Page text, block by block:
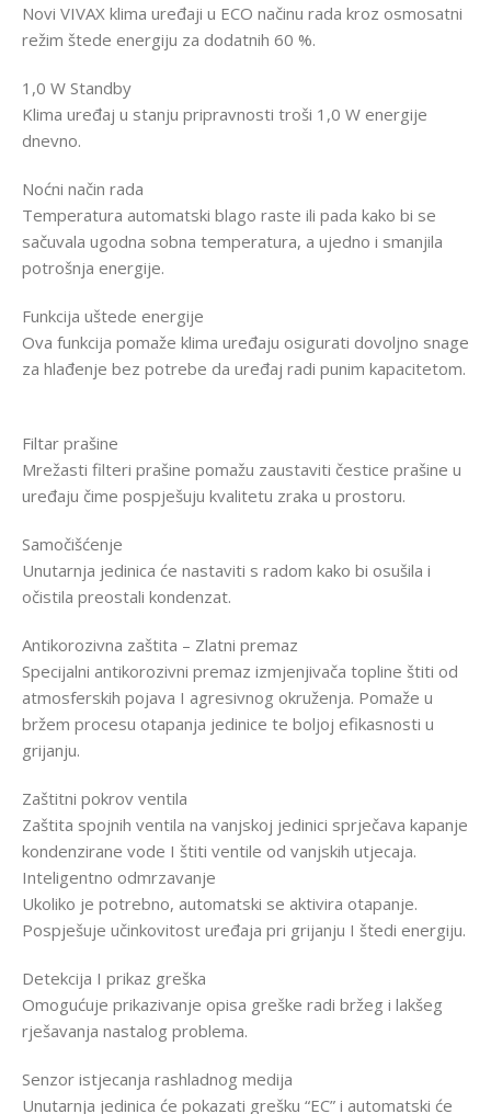
Novi VIVAX klima uređaji u ECO načinu rada kroz osmosatni
režim štede energiju za dodatnih 60 %.
1,0 W Standby
Klima uređaj u stanju pripravnosti troši 1,0 W energije
dnevno.
Noćni način rada
Temperatura automatski blago raste ili pada kako bi se
sačuvala ugodna sobna temperatura, a ujedno i smanjila
potrošnja energije.
Funkcija uštede energije
Ova funkcija pomaže klima uređaju osigurati dovoljno snage
za hlađenje bez potrebe da uređaj radi punim kapacitetom.
Filtar prašine
Mrežasti filteri prašine pomažu zaustaviti čestice prašine u
uređaju čime pospješuju kvalitetu zraka u prostoru.
Samočišćenje
Unutarnja jedinica će nastaviti s radom kako bi osušila i
očistila preostali kondenzat.
Antikorozivna zaštita – Zlatni premaz
Specijalni antikorozivni premaz izmjenjivača topline štiti od
atmosferskih pojava I agresivnog okruženja. Pomaže u
bržem procesu otapanja jedinice te boljoj efikasnosti u
grijanju.
Zaštitni pokrov ventila
Zaštita spojnih ventila na vanjskoj jedinici sprječava kapanje
kondenzirane vode I štiti ventile od vanjskih utjecaja.
Inteligentno odmrzavanje
Ukoliko je potrebno, automatski se aktivira otapanje.
Pospješuje učinkovitost uređaja pri grijanju I štedi energiju.
Detekcija I prikaz greška
Omogućuje prikazivanje opisa greške radi bržeg i lakšeg
rješavanja nastalog problema.
Senzor istjecanja rashladnog medija
Unutarnja jedinica će pokazati grešku “EC” i automatski će